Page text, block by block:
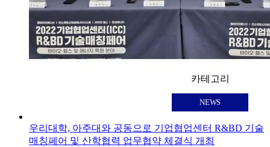
카테고리
NEWS
우리대학, 아주대와 공동으로 기업협업센터 R&BD 기술
매칭페어 및 산학협력 업무협약 체결식 개최